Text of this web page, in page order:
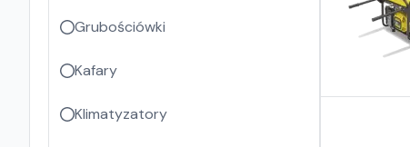
Grubościówki
Kafary
Klimatyzatory